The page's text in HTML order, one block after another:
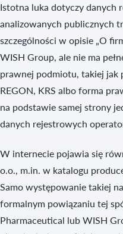
Istotna luka dotyczy danych
analizowanych publicznych
szczególności w opisie „O
WISH Group, ale nie ma
prawnej podmiotu, takiej jak
REGON, KRS albo forma
na podstawie samej strony
danych rejestrowych
W internecie pojawia się
o.o., m.in. w katalogu
Samo występowanie takiej
formalnym powiązaniu tej
Pharmaceutical lub WISH